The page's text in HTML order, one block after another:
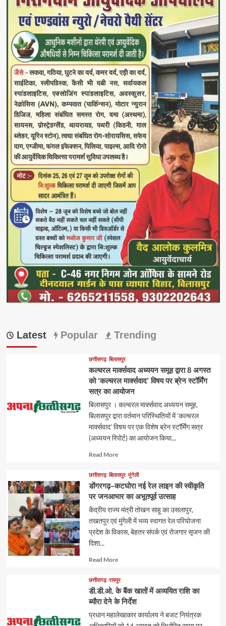
Latest Popular Trending
छत्तीसगढ़ बिलासपुर
कल्चरल मार्क्सवाद अध्ययन समूह द्वारा 8 अगस्त
को ‘कल्चरल मार्क्सवाद’ विषय पर ब्रेन स्टॉर्मिंग
सत्र का आयोजन
बिलासपुर । कल्चरल मार्क्सवाद अध्ययन समूह,
बिलासपुर द्वारा वर्तमान परिस्थितियों में ‘कल्चरल
मार्क्सवाद’ विषय पर एक विशेष ब्रेन स्टॉर्मिंग सत्र
(अध्ययन रिपोर्ट) का आयोजन किया...
Read MoreRead
about
छत्तीसगढ़ बिलासपुर मुंगेली
डोंगरगढ़–कटघोरा नई रेल लाइन की स्वीकृति
पर जनआभार का अभूतपूर्व उत्साह
केंद्रीय राज्य मंत्री तोखन साहू का उसलापुर,
तखतपुर एवं मुंगेली में भव्य स्वागत रेल परियोजना
प्रदेश के विकास, बेहतर संपर्क एवं रोजगार सृजन की
दिशा...
Read MoreRead
about
छत्तीसगढ़ रायपुर
डी.डी.ओ. के बैंक खातों में अव्ययित राशि का
ब्यौरा देने के निर्देश
प्रधान महालेखाकार कार्यालय ने बजट नियंत्रक